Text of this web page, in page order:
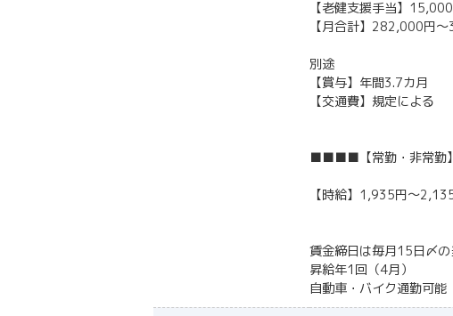
【老健支援手当】
【月合計】282,000円
別途
【賞与】年間3.7カ月
【交通費】規定による
■■■■【常勤・非常
【時給】1,935円～
賃金締日は毎月15日〆
昇給年1回（4月）
自動車・バイク通勤可能